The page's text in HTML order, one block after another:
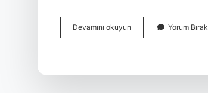
Devamını okuyun
Nasıl
Yorum Bırak